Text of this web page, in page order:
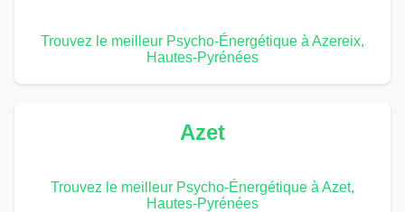
Trouvez le meilleur Psycho-Énergétique à Azereix,
Hautes-Pyrénées
Azet
Trouvez le meilleur Psycho-Énergétique à Azet,
Hautes-Pyrénées